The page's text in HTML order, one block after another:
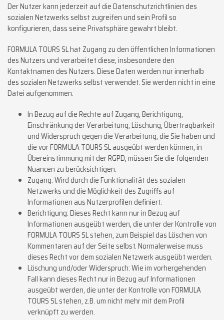
Der Nutzer kann jederzeit auf die Datenschutzrichtlinien des
sozialen Netzwerks selbst zugreifen und sein Profil so
konfigurieren, dass seine Privatsphäre gewahrt bleibt.
FORMULA TOURS SL hat Zugang zu den öffentlichen Informationen
des Nutzers und verarbeitet diese, insbesondere den
Kontaktnamen des Nutzers. Diese Daten werden nur innerhalb
des sozialen Netzwerks selbst verwendet. Sie werden nicht in eine
Datei aufgenommen.
In Bezug auf die Rechte auf Zugang, Berichtigung,
Einschränkung der Verarbeitung, Löschung, Übertragbarkeit
und Widerspruch gegen die Verarbeitung, die Sie haben und
die vor FORMULA TOURS SL ausgeübt werden können, in
Übereinstimmung mit der RGPD, müssen Sie die folgenden
Nuancen zu berücksichtigen:
Zugang: Wird durch die Funktionalität des sozialen
Netzwerks und die Möglichkeit des Zugriffs auf
Informationen aus Nutzerprofilen definiert.
Berichtigung: Dieses Recht kann nur in Bezug auf
Informationen ausgeübt werden, die unter der Kontrolle von
FORMULA TOURS SL stehen, zum Beispiel das Löschen von
Kommentaren auf der Seite selbst. Normalerweise muss
dieses Recht vor dem sozialen Netzwerk ausgeübt werden.
Löschung und/oder Widerspruch: Wie im vorhergehenden
Fall kann dieses Recht nur in Bezug auf Informationen
ausgeübt werden, die unter der Kontrolle von FORMULA
TOURS SL stehen, z.B. um nicht mehr mit dem Profil
verknüpft zu werden.